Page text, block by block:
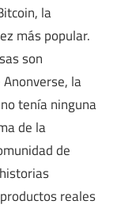
la
más popular.
son
la
tenía ninguna
de la
de
reales